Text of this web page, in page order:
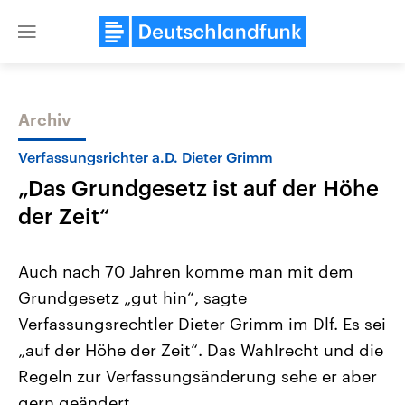
Close
Themen
Landtagswahl Sachsen-Anhalt
2026
Alle Informationen
Sachsen-Anhalt wählt am 6.
September 2026 einen neuen
Landtag. Seit 2021 wird das
Bundesland von einer Koalition aus
USA
Aktuelle Beiträge,
Hintergründe
Wirtschaftlich und
gehören die Vereinigten
den mächtigsten Ländern
Archiv
Verfassungsrichter a.D. Dieter Grimm
„Das Grundgesetz ist auf der Höhe
der Zeit“
Auch nach 70 Jahren komme man mit dem
Grundgesetz „gut hin“, sagte
Verfassungsrechtler Dieter Grimm im Dlf. Es sei
„auf der Höhe der Zeit“. Das Wahlrecht und die
Regeln zur Verfassungsänderung sehe er aber